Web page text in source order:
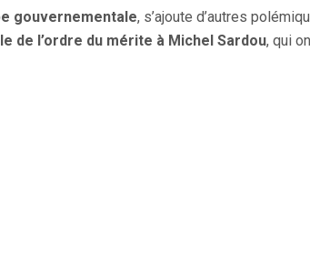
gouvernementale, s’ajoute d’autres
de l’ordre du mérite à Michel Sardou, qui